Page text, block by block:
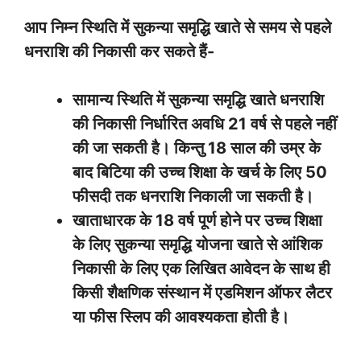
आप निम्न स्थिति में सुकन्या समृद्धि खाते से समय से पहले
धनराशि की निकासी कर सकते हैं-
सामान्य स्थिति में सुकन्या समृद्धि खाते धनराशि
की निकासी निर्धारित अवधि 21 वर्ष से पहले नहीं
की जा सकती है। किन्तु 18 साल की उम्र के
बाद बिटिया की उच्च शिक्षा के खर्च के लिए 50
फीसदी तक धनराशि निकाली जा सकती है।
खाताधारक के 18 वर्ष पूर्ण होने पर उच्च शिक्षा
के लिए सुकन्या समृद्धि योजना खाते से आंशिक
निकासी के लिए एक लिखित आवेदन के साथ ही
किसी शैक्षणिक संस्थान में एडमिशन ऑफर लैटर
या फीस स्लिप की आवश्यकता होती है।